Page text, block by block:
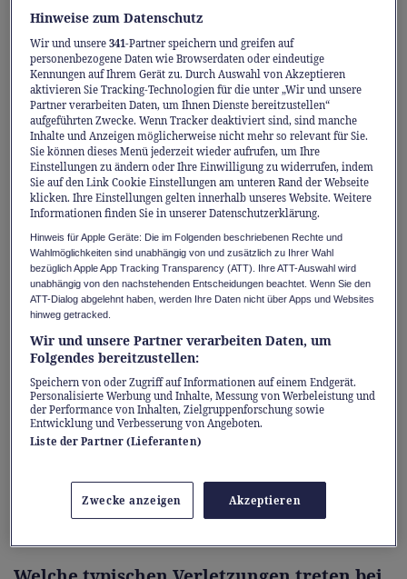
Dabei lassen sich die meisten Probleme mit
dem richtigen Wissen vermeiden. Das weiss
auch Markus Ryffel. Der Schweizer
Laufexperte erklärt im Interview, worauf es
beim Laufstart ankommt, welche Fehler
häufig gemacht werden und wie sich typische
Verletzungen verhindern lassen.
Herr Ryffel, viele Laufanfänger starten
voller Motivation und haben nach kurzer
Zeit Schmerzen. Was sind die häufigsten
Fehler?
Der Kaltstart! Wer zu schnell zu intensiv
trainiert, verliert nicht nur die Lust, sondern
gefährdet auch seine Gesundheit.
Laufneulinge sind oft übermotiviert und
laufen dadurch Gefahr, anfangs zu viel zu
wollen. Der Körper benötigt Zeit, sich an die
Gelenke und Muskeln danken dem Körper für
einen vorsichtigen Einstieg.
Hinweise zum Datenschutz
Wir und unsere341-Partner speichern und greifen auf
personenbezogene Daten wie Browserdaten oder eindeutige
Kennungen auf Ihrem Gerät zu. Durch Auswahl von Akzeptieren
aktivieren Sie Tracking-Technologien für die unter „Wir und unsere
Partner verarbeiten Daten, um Ihnen Dienste bereitzustellen“
aufgeführten Zwecke. Wenn Tracker deaktiviert sind, sind manche
Inhalte und Anzeigen möglicherweise nicht mehr so relevant für Sie.
Sie können dieses Menü jederzeit wieder aufrufen, um Ihre
Einstellungen zu ändern oder Ihre Einwilligung zu widerrufen, indem
Sie auf den Link Cookie Einstellungen am unteren Rand der Webseite
klicken. Ihre Einstellungen gelten innerhalb unseres Website. Weitere
Informationen finden Sie in unserer Datenschutzerklärung.
Hinweis für Apple Geräte: Die im Folgenden beschriebenen Rechte und
Wahlmöglichkeiten sind unabhängig von und zusätzlich zu Ihrer Wahl
bezüglich Apple App Tracking Transparency (ATT). Ihre ATT-Auswahl wird
unabhängig von den nachstehenden Entscheidungen beachtet. Wenn Sie den
ATT-Dialog abgelehnt haben, werden Ihre Daten nicht über Apps und Websites
hinweg getracked.
Wir und unsere Partner verarbeiten Daten, um
Folgendes bereitzustellen:
Speichern von oder Zugriff auf Informationen auf einem Endgerät.
Personalisierte Werbung und Inhalte, Messung von Werbeleistung und
der Performance von Inhalten, Zielgruppenforschung sowie
Entwicklung und Verbesserung von Angeboten.
Liste der Partner (Lieferanten)
Zwecke anzeigen Akzeptieren